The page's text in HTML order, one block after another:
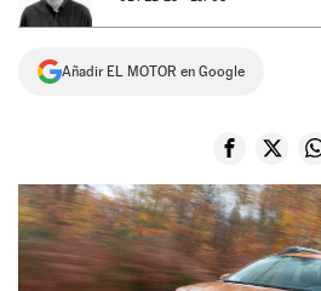
Añadir EL MOTOR en Google